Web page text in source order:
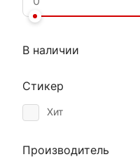
В наличии
Стикер
Хит
Производитель